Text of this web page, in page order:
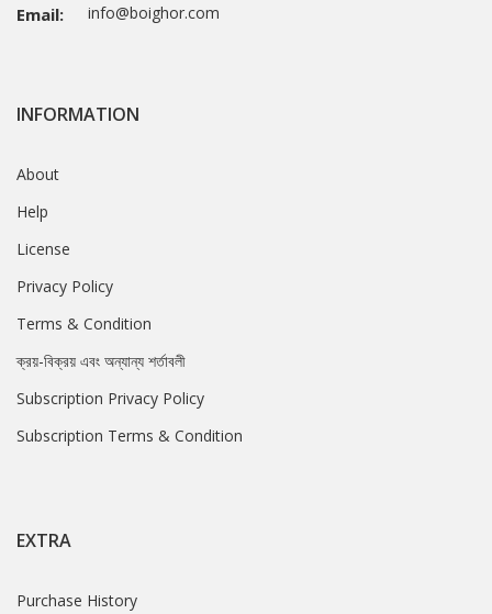
Email: info@boighor.com
INFORMATION
About
Help
License
Privacy Policy
Terms & Condition
ক্রয়-বিক্রয় এবং অন্যান্য শর্তাবলী
Subscription Privacy Policy
Subscription Terms & Condition
EXTRA
Purchase History